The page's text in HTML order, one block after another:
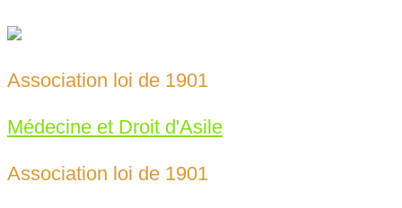
Association loi de 1901
Médecine et Droit d'Asile
Association loi de 1901